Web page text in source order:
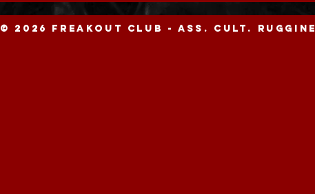
© 2026 Freakout Club - Ass. Cult. Ruggine